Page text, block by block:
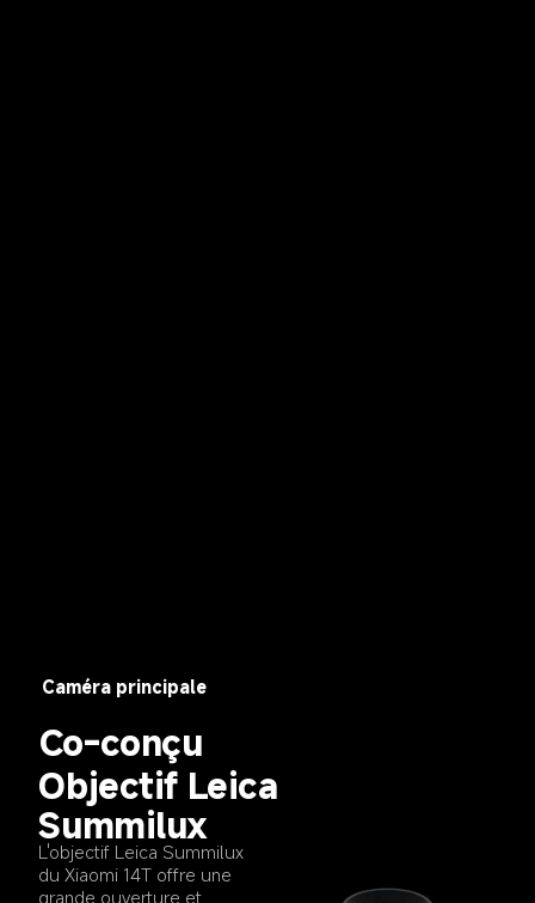
Caméra principale
Co-conçu
Objectif Leica
Summilux
L'objectif Leica Summilux
du Xiaomi 14T offre une
grande ouverture et